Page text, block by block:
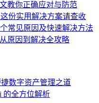
教你正确应对与防范
份实用解决方案请查收
常见原因及快速解决方法
原因到解决全攻略
数字资产管理之道
的全方位解析